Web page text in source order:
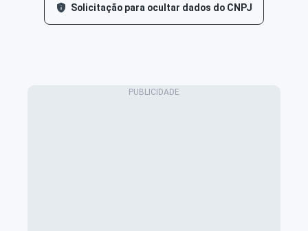
Solicitação para ocultar dados do CNPJ